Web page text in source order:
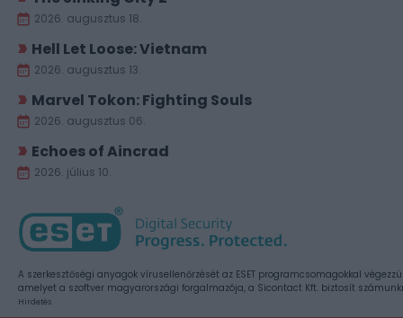
2026. augusztus 18.
Hell Let Loose: Vietnam
2026. augusztus 13.
Marvel Tokon: Fighting Souls
2026. augusztus 06.
Echoes of Aincrad
2026. július 10.
A szerkesztőségi anyagok vírusellenőrzését az ESET programcsomagokkal
amelyet a szoftver magyarországi forgalmazója, a Sicontact Kft. biztosít
Hirdetés